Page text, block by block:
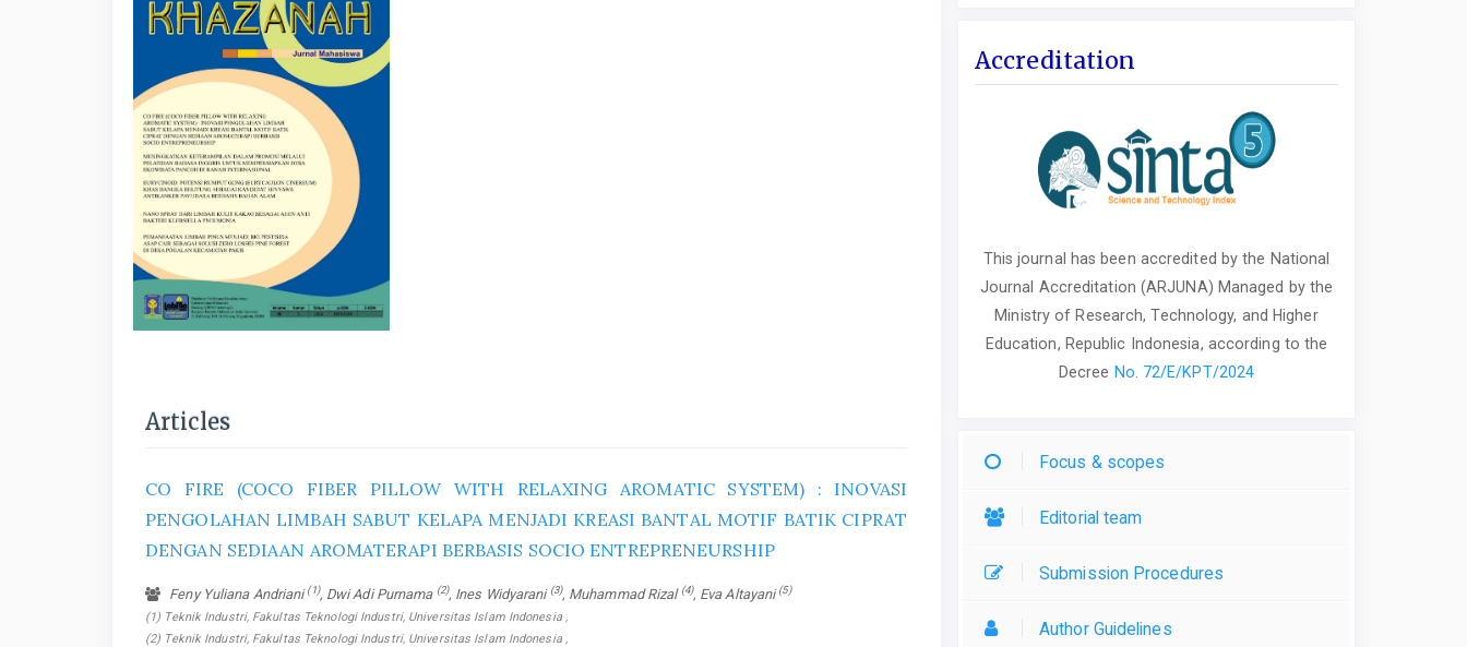
Articles
CO FIRE (COCO FIBER PILLOW WITH RELAXING AROMATIC SYSTEM) : INOVASI
PENGOLAHAN LIMBAH SABUT KELAPA MENJADI KREASI BANTAL MOTIF BATIK CIPRAT
DENGAN SEDIAAN AROMATERAPI BERBASIS SOCIO ENTREPRENEURSHIP
Feny Yuliana Andriani(1), Dwi Adi Purnama (2), Ines Widyarani (3), Muhammad Rizal (4), Eva Altayani(5)
(1) Teknik Industri, Fakultas Teknologi Industri, Universitas Islam Indonesia ,
(2) Teknik Industri, Fakultas Teknologi Industri, Universitas Islam Indonesia ,
Accreditation
This journal has been accredited by the National
Journal Accreditation (ARJUNA) Managed by the
Ministry of Research, Technology, and Higher
Education, Republic Indonesia, according to the
Decree No. 72/E/KPT/2024
Focus & scopes
Editorial team
Submission Procedures
Author Guidelines